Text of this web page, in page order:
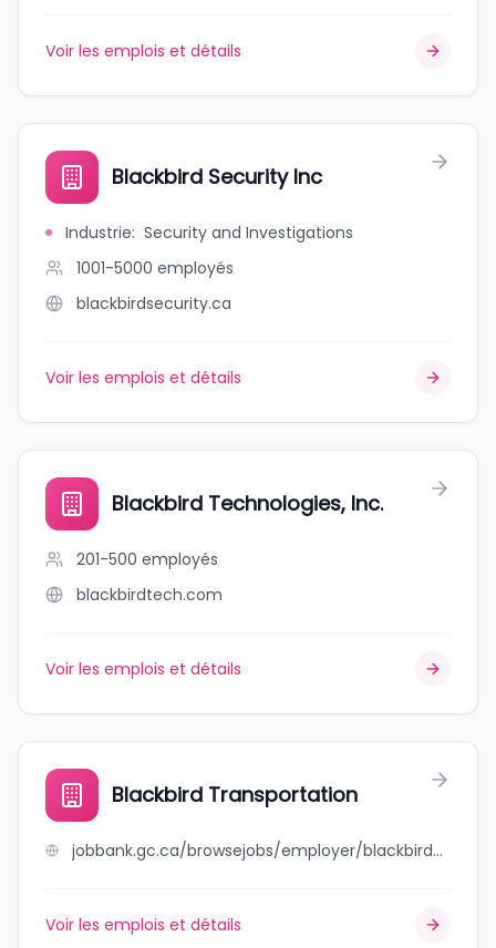
Voir les emplois et détails
Blackbird Security Inc
Industrie: Security and Investigations
1001-5000 employés
blackbirdsecurity.ca
Voir les emplois et détails
Blackbird Technologies, Inc.
201-500 employés
blackbirdtech.com
Voir les emplois et détails
Blackbird Transportation
jobbank.gc.ca/browsejobs/employer/blackbird+transportation/ca
Voir les emplois et détails